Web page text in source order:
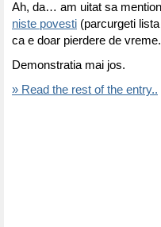
Ah, da… am uitat sa
niste povesti (parcurgeti
ca e doar pierdere de vreme.
Demonstratia mai jos.
» Read the rest of the entry..